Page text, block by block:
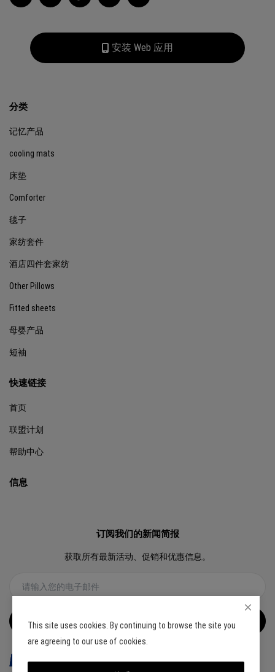
安装 Web 应用
分类
记忆产品
cooling mats
床垫
Comforter
毯子
家纺套件
酒店四件套家纺
Other Pillows
Fitted sheets
母婴产品
短袖
快速链接
首页
联盟计划
帮助中心
信息
订阅我们的新闻简报
获取所有最新活动、促销和优惠信息。
订阅
This site uses cookies. By continuing to browse the site you
are agreeing to our use of cookies.